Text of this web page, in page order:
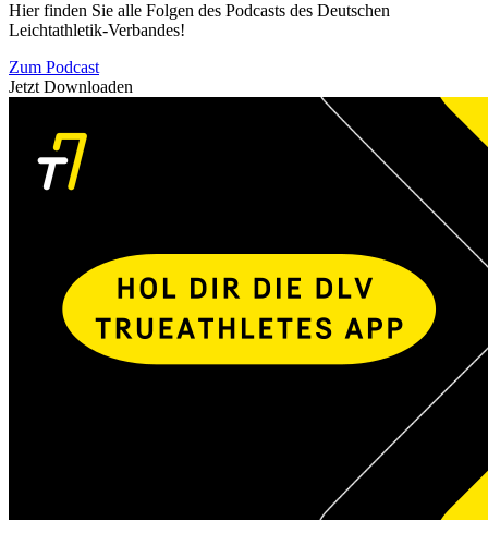
Hier finden Sie alle Folgen des Podcasts des Deutschen
Leichtathletik-Verbandes!
Zum Podcast
Jetzt Downloaden